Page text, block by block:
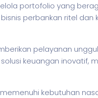
portofolio yang
bisnis perbankan ritel dan
pelayanan
keuangan inovatif,
kebutuhan